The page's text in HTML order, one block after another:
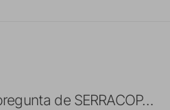
de SERRACOP…